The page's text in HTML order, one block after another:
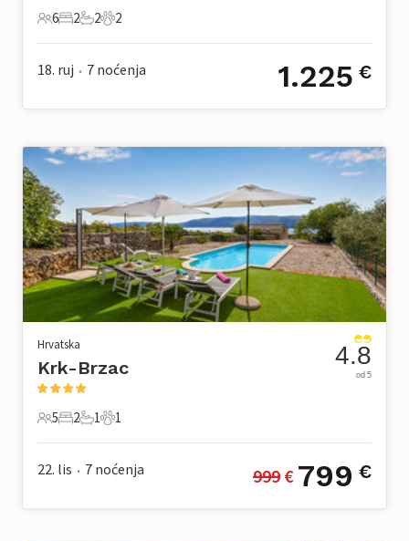
6 Gosti
6
2 Spavaće sobe
2
2 Kupaonice
2
2 Kućni ljubimac
2
18. ruj • 7 noćenja 1.225 €
Hrvatska
Krk-Brzac
5 Gosti
5
2 Spavaće sobe
2
1 Kupaonica
1
1 Kućni ljubimac
1
4.8
od 5
22. lis • 7 noćenja 999 € 799 €